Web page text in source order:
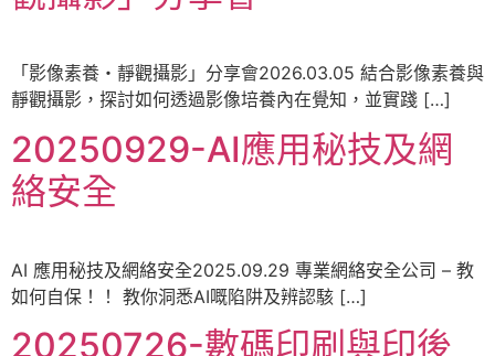
「影像素養・靜觀攝影」分享會2026.03.05 結合影像素養與
靜觀攝影，探討如何透過影像培養內在覺知，並實踐 […]
20250929-AI應用秘技及網
絡安全
AI 應用秘技及網絡安全2025.09.29 專業網絡安全公司 – 教
如何自保！！ 教你洞悉AI嘅陷阱及辨認駭 […]
20250726-數碼印刷與印後